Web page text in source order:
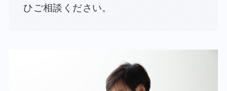
ひご相談ください。